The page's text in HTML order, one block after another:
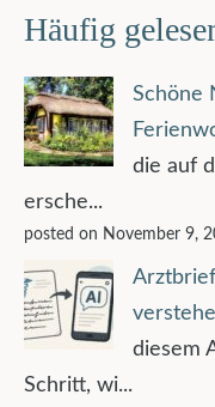
Häufig
Schöne
die auf
ersche...
posted on November 9,
diesem
Schritt, wi...